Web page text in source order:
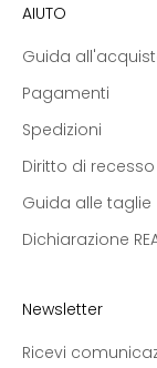
AIUTO
Guida
Pagamenti
Spedizioni
Diritto di recesso
Guida alle taglie
Dichiarazione
Newsletter
Ricevi